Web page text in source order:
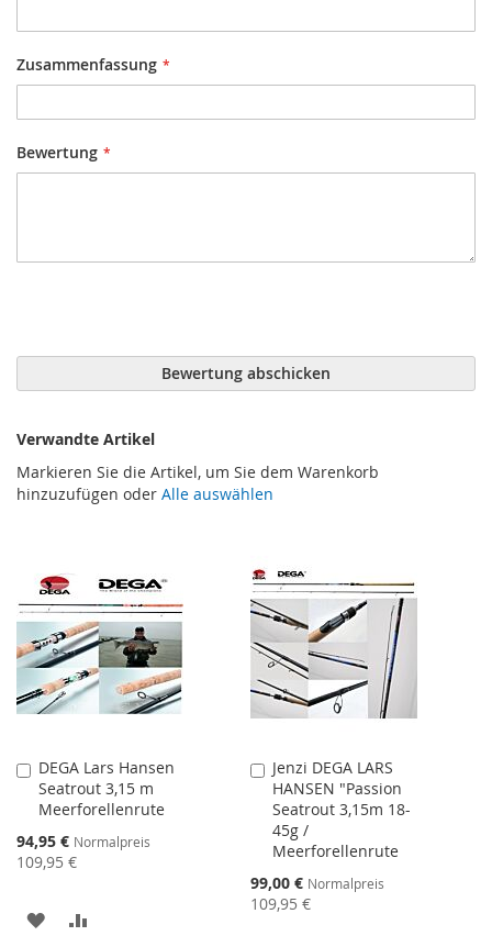
Zusammenfassung
Bewertung
Bewertung abschicken
Verwandte Artikel
Markieren Sie die Artikel, um Sie dem Warenkorb
hinzuzufügen oder Alle auswählen
DEGA Lars Hansen
Seatrout 3,15 m
Meerforellenrute
Sonderangebot
94,95 € Normalpreis
109,95 €
In
den
Warenkorb
ZUR
Jenzi DEGA LARS
HANSEN "Passion
Seatrout 3,15m 18-
45g /
Meerforellenrute
Sonderangebot
99,00 € Normalpreis
109,95 €
In
den
Warenkorb